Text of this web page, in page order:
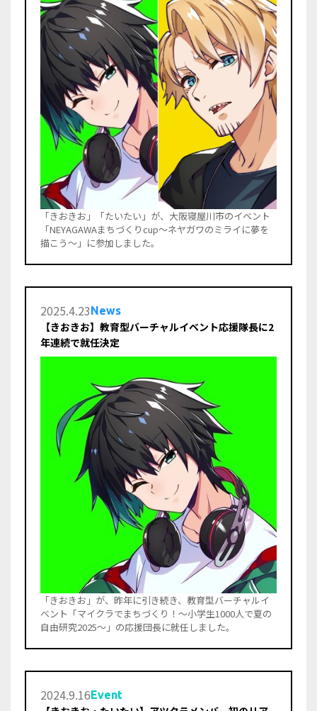
「きおきお」「たいたい」が、大阪寝屋川市のイベント
「NEYAGAWAまちづくりcup～ネヤガワのミライに夢を
描こう～」に参加しました。
2025.4.23 News
【きおきお】教育型バーチャルイベント応援隊長に2
年連続で就任決定
「きおきお」が、昨年に引き続き、教育型バーチャルイ
ベント「マイクラでまちづくり！～小学生1000人で夏の
自由研究2025～」の応援団長に就任しました。
2024.9.16Event